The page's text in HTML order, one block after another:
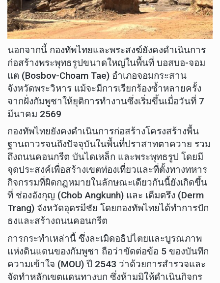
นอกจากนี้ กองทัพไทยและพระสงฆ์ยังคงดำเนินการ
ก่อสร้างพระพุทธรูปขนาดใหญ่ในพื้นที่ บอสบอ-จอม
แต (Bosbov-Choam Tae) อำเภอจอมกระสาน
จังหวัดพระวิหาร แม้จะมีการเรียกร้องซ้ำหลายครั้ง
จากฝั่งกัมพูชาให้ยุติการทำงานซึ่งเริ่มขึ้นเมื่อวันที่ 7
มีนาคม 2569
กองทัพไทยยังคงดำเนินการก่อสร้างโครงสร้างพื้น
ฐานถาวรจนถึงปัจจุบันในพื้นที่ปราสาทตาควาย รวม
ถึงถนนคอนกรีต บันไดเหล็ก และพระพุทธรูป โดยมี
จุดประสงค์เพื่อสร้างเขตท่องเที่ยวและที่ตั้งทางทหาร
กิจกรรมที่ผิดกฎหมายในลักษณะเดียวกันนี้ยังเกิดขึ้น
ที่ ช่องอังกุญ (Chob Angkunh) และ เดืมตรึง (Derm
Trang) จังหวัดอุดรมีชัย โดยกองทัพไทยได้ทำการปัก
ธงและสร้างถนนคอนกรีต
การกระทำเหล่านี้ ซึ่งละเมิดอธิปไตยและบูรณภาพ
แห่งดินแดนของกัมพูชา ถือว่าขัดต่อข้อ 5 ของบันทึก
ความเข้าใจ (MOU) ปี 2543 ว่าด้วยการสำรวจและ
จัดทำหลักเขตแดนทางบก ซึ่งห้ามมิให้ดำเนินกิจกร